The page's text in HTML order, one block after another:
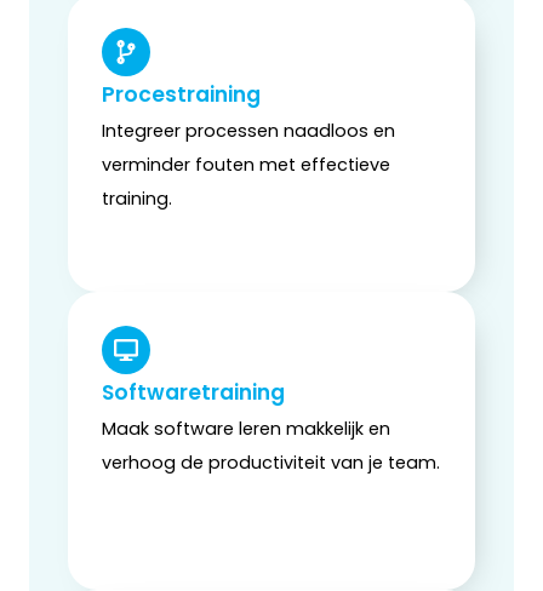
Procestraining
Integreer processen naadloos en
verminder fouten met effectieve
training.
Softwaretraining
Maak software leren makkelijk en
verhoog de productiviteit van je team.